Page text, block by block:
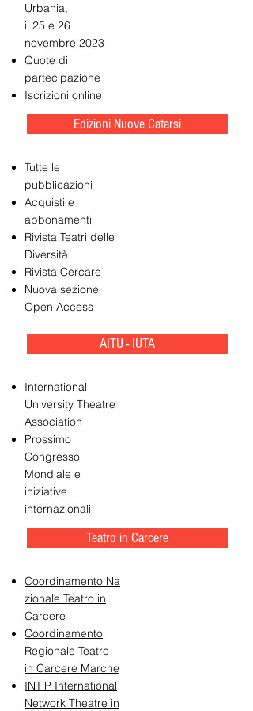
Urbania,
il 25 e 26
novembre 2023
Quote di
partecipazione
Iscrizioni online
Edizioni Nuove Catarsi
Tutte le
pubblicazioni
Acquisti e
abbonamenti
Rivista Teatri delle
Diversità
Rivista Cercare
Nuova sezione
Open Access
AITU - IUTA
International
University Theatre
Association
Prossimo
Congresso
Mondiale e
iniziative
internazionali
Teatro in Carcere
Coordinamento Na
zionale Teatro in
Carcere
Coordinamento
Regionale Teatro
in Carcere Marche
INTiP International
Network Theatre in